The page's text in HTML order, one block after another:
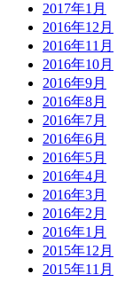
2017年1月
2016年12月
2016年11月
2016年10月
2016年9月
2016年8月
2016年7月
2016年6月
2016年5月
2016年4月
2016年3月
2016年2月
2016年1月
2015年12月
2015年11月